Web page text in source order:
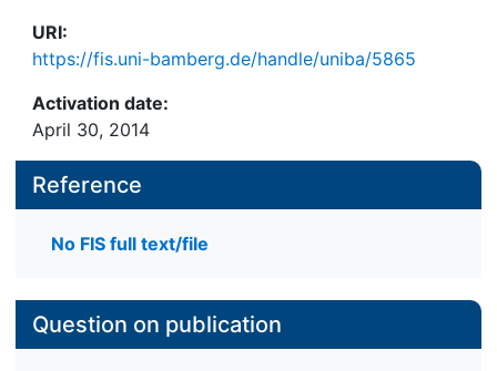
URI:
https://fis.uni-bamberg.de/handle/uniba/5865
Activation date:
April 30, 2014
Reference
No FIS full text/file
Question on publication